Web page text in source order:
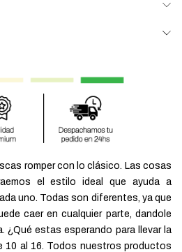
romper con lo clásico. Las cosas
el estilo ideal que ayuda a
uno. Todas son diferentes, ya que
caer en cualquier parte, dandole
¿Qué estas esperando para llevar la
10 al 16. Todos nuestros productos